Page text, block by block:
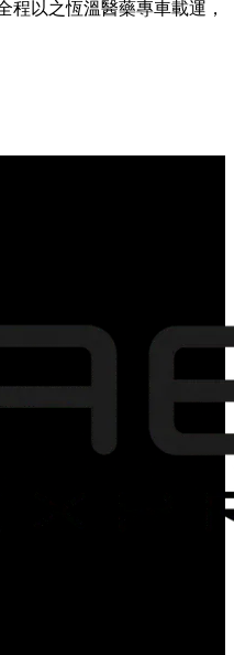
以之恆溫醫藥專車載運，